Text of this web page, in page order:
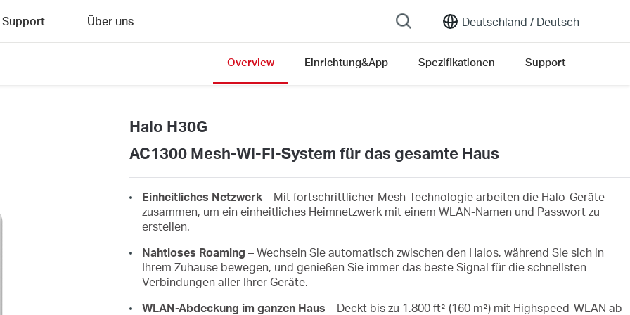
Deutschland / Deutsch
Support Über uns
Overview Einrichtung&App Spezifikationen Support
Halo H30G
AC1300 Mesh-Wi-Fi-System für das gesamte Haus
Einheitliches Netzwerk– Mit fortschrittlicher Mesh-Technologie arbeiten die Halo-Geräte
zusammen, um ein einheitliches Heimnetzwerk mit einem WLAN-Namen und Passwort zu
erstellen.
Nahtloses Roaming – Wechseln Sie automatisch zwischen den Halos, während Sie sich in
Ihrem Zuhause bewegen, und genießen Sie immer das beste Signal für die schnellsten
Verbindungen aller Ihrer Geräte.
WLAN-Abdeckung im ganzen Haus – Deckt bis zu 1.800 ft² (160 m²) mit Highspeed-WLAN ab